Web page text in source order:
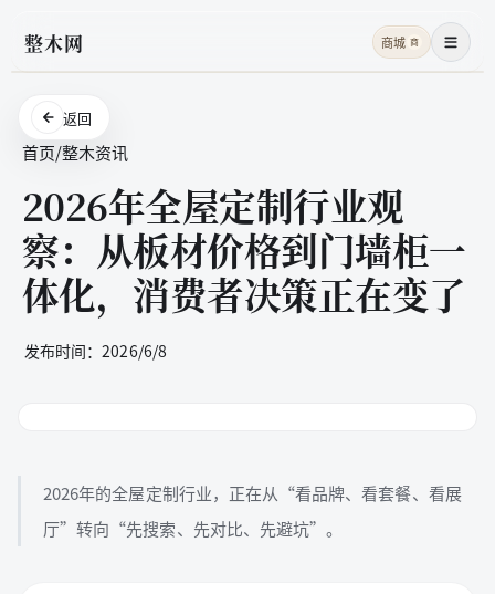
整木网 商城 商 菜单
返回
首页/整木资讯
2026年全屋定制行业观
察：从板材价格到门墙柜一
体化，消费者决策正在变了
发布时间：2026/6/8
2026年的全屋定制行业，正在从“看品牌、看套餐、看展
厅”转向“先搜索、先对比、先避坑”。